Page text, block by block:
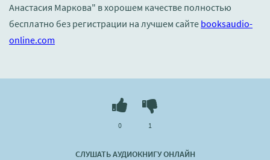
Анастасия Маркова" в хорошем качестве полностью
бесплатно без регистрации на лучшем сайте booksaudio-
online.com
СЛУШАТЬ АУДИОКНИГУ ОНЛАЙН
0 1